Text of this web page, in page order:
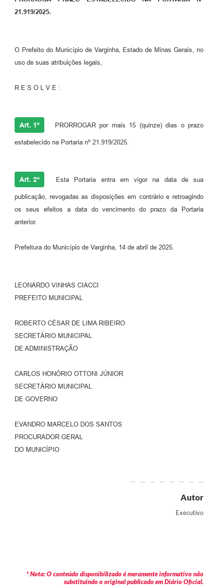
21.919/2025.
O Prefeito do Município de Varginha, Estado de Minas Gerais, no
uso de suas atribuições legais,
R E S O L V E :
Art. 1º PRORROGAR por mais 15 (quinze) dias o prazo
estabelecido na Portaria nº 21.919/2025.
Art. 2º Esta Portaria entra em vigor na data de sua
publicação, revogadas as disposições em contrário e retroagindo
os seus efeitos a data do vencimento do prazo da Portaria
anterior.
Prefeitura do Município de Varginha, 14 de abril de 2025.
LEONARDO VINHAS CIACCI
PREFEITO MUNICIPAL
ROBERTO CÉSAR DE LIMA RIBEIRO
SECRETÁRIO MUNICIPAL
DE ADMINISTRAÇÃO
CARLOS HONÓRIO OTTONI JÚNIOR
SECRETÁRIO MUNICIPAL
DE GOVERNO
EVANDRO MARCELO DOS SANTOS
PROCURADOR GERAL
DO MUNICÍPIO
Autor
Executivo
* Nota: O conteúdo disponibilizado é meramente informativo não
substituindo o original publicado em Diário Oficial.